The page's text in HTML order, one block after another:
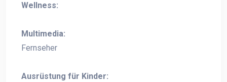
Wellness:
Multimedia:
Fernseher
Ausrüstung für Kinder: